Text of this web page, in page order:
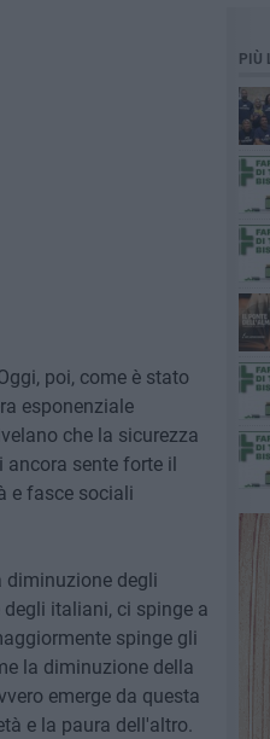
poi, come è stato
esponenziale
che la sicurezza
sente forte il
e fasce sociali
diminuzione degli
italiani, ci spinge a
spinge gli
la diminuzione della
emerge da questa
e la paura dell'altro.
PIÙ